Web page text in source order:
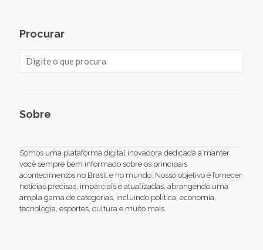
Procurar
Sobre
Somos uma plataforma digital inovadora dedicada a manter
você sempre bem informado sobre os principais
acontecimentos no Brasil e no mundo. Nosso objetivo é fornecer
notícias precisas, imparciais e atualizadas, abrangendo uma
ampla gama de categorias, incluindo política, economia,
tecnologia, esportes, cultura e muito mais.